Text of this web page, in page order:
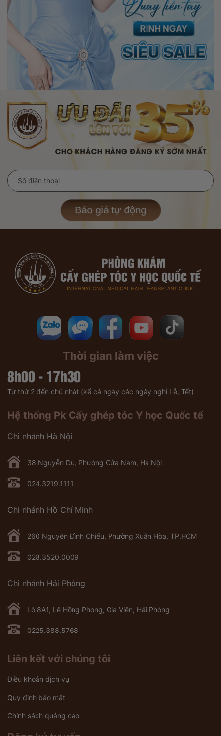
Báo giá tự động
Thời gian làm việc
8h00 - 17h30
Từ thứ 2 đến chủ nhật (kể cả ngày các ngày nghỉ Lễ, Tết)
Hệ thống Pk Cấy ghép tóc Y học Quốc tế
Chi nhánh Hà Nội
38 Nguyễn Du, Phường Cửa Nam, Hà Nội
024.3219.1111
Chi nhánh Hồ Chí Minh
260 Nguyễn Đình Chiểu, Phường Xuân Hòa, TP.HCM
028.3520.0009
Chi nhánh Hải Phòng
Lô 8A1, Lê Hồng Phong, Gia Viên, Hải Phòng
0225.388.5768
Liên kết với chúng tôi
Điều khoản dịch vụ
Quy định bảo mật
Chính sách quảng cáo